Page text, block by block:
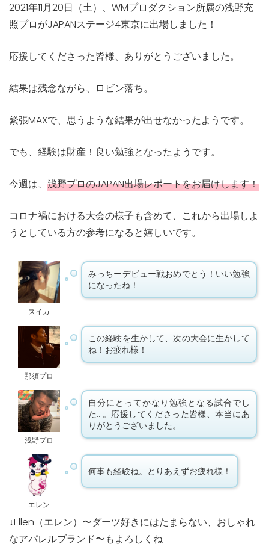
2021年11月20日（土）、WMプロダクション所属の浅野充
照プロがJAPANステージ4東京に出場しました！
応援してくださった皆様、ありがとうございました。
結果は残念ながら、ロビン落ち。
緊張MAXで、思うような結果が出せなかったようです。
でも、経験は財産！良い勉強となったようです。
今週は、 浅野プロのJAPAN出場レポートをお届けします！
コロナ禍における大会の様子も含めて、これから出場しよ
うとしている方の参考になると嬉しいです。
スイカ
みっちーデビュー戦おめでとう！いい勉強
になったね！
那須プロ
この経験を生かして、次の大会に生かして
ね！お疲れ様！
浅野プロ
自分にとってかなり勉強となる試合でし
た…。応援してくださった皆様、本当にあ
りがとうございました。
エレン
何事も経験ね。とりあえずお疲れ様！
↓Ellen（エレン）〜ダーツ好きにはたまらない、おしゃれ
なアパレルブランド〜もよろしくね